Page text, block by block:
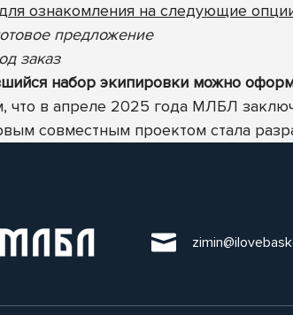
ознакомления на следующие
предложение
заказ
набор экипировки можно
что в апреле 2025 года МЛБЛ
совместным проектом стала